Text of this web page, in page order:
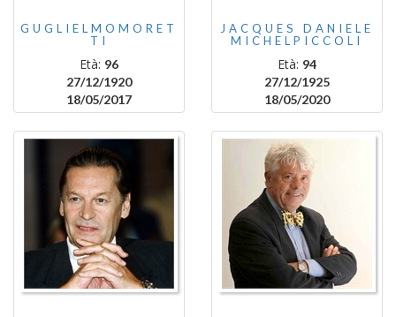
GUGLIELMOMORET
TI
Età: 96
27/12/1920
18/05/2017
JACQUES DANIELE
MICHELPICCOLI
Età: 94
27/12/1925
18/05/2020